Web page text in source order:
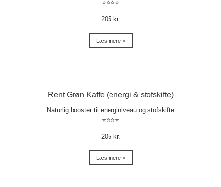
⭐⭐⭐⭐
205 kr.
Læs mere >
Rent Grøn Kaffe (energi & stofskifte)
Naturlig booster til energiniveau og stofskifte
⭐⭐⭐⭐
205 kr.
Læs mere >